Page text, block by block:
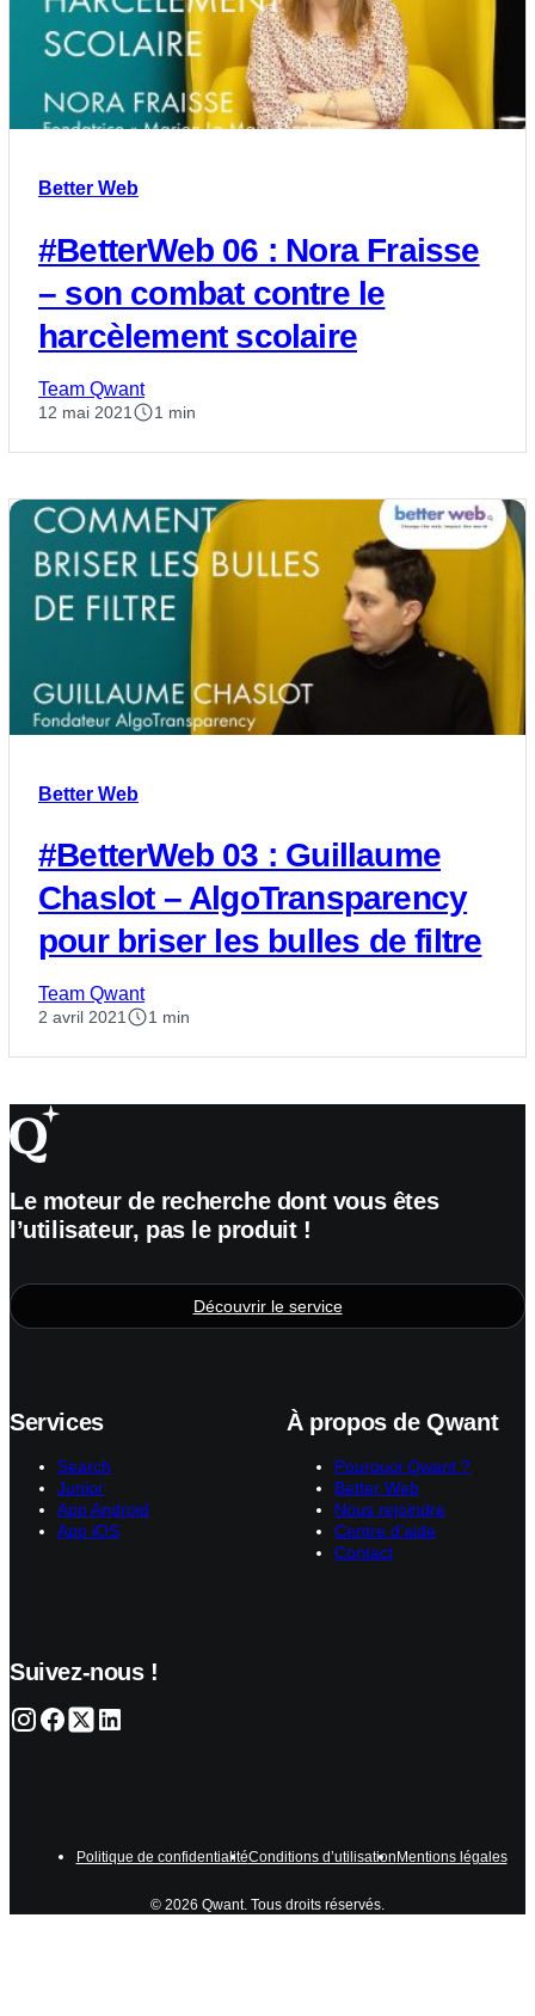
Better Web
#BetterWeb​​ 06 : Nora Fraisse
– son combat contre le
harcèlement scolaire
Team Qwant
12 mai 2021 1 min
Better Web
#BetterWeb​​ 03 : Guillaume
Chaslot – AlgoTransparency
pour briser les bulles de filtre
Team Qwant
2 avril 2021 1 min
Le moteur de recherche dont vous êtes
l’utilisateur, pas le produit !
Découvrir le service
Services
Search
Junior
App Android
App iOS
À propos de Qwant
Pourquoi Qwant ?
Better Web
Nous rejoindre
Centre d’aide
Contact
Suivez-nous !
Politique de confidentialitéConditions d’utilisation Mentions légales
© 2026 Qwant. Tous droits réservés.